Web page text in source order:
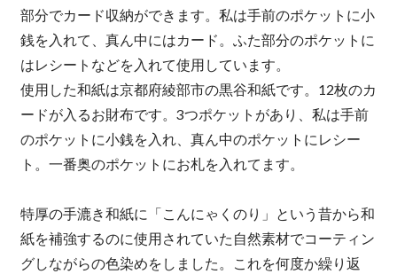
部分でカード収納ができます。私は手前のポケットに小
銭を入れて、真ん中にはカード。ふた部分のポケットに
はレシートなどを入れて使用しています。
使用した和紙は京都府綾部市の黒谷和紙です。12枚のカ
ードが入るお財布です。3つポケットがあり、私は手前
のポケットに小銭を入れ、真ん中のポケットにレシー
ト。一番奥のポケットにお札を入れてます。
特厚の手漉き和紙に「こんにゃくのり」という昔から和
紙を補強するのに使用されていた自然素材でコーティン
グしながらの色染めをしました。これを何度か繰り返